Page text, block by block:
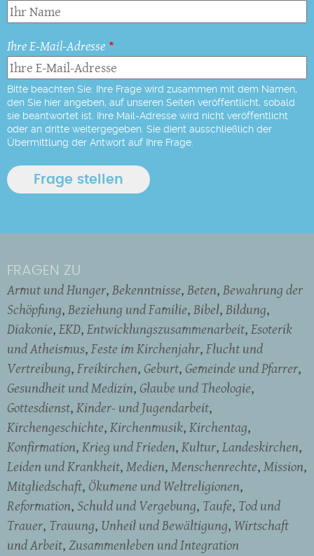
Ihre E-Mail-Adresse
Bitte beachten Sie: Ihre Frage wird zusammen mit dem Namen,
den Sie hier angeben, auf unseren Seiten veröffentlicht, sobald
sie beantwortet ist. Ihre Mail-Adresse wird nicht veröffentlicht
oder an dritte weitergegeben. Sie dient ausschließlich der
Übermittlung der Antwort auf Ihre Frage.
FRAGEN ZU
Armut und Hunger Bekenntnisse Beten Bewahrung der
Schöpfung Beziehung und Familie Bibel Bildung
Diakonie EKD Entwicklungszusammenarbeit Esoterik
und Atheismus Feste im Kirchenjahr Flucht und
Vertreibung Freikirchen Geburt Gemeinde und Pfarrer
Gesundheit und Medizin Glaube und Theologie
Gottesdienst Kinder- und Jugendarbeit
Kirchengeschichte Kirchenmusik Kirchentag
Konfirmation Krieg und Frieden Kultur Landeskirchen
Leiden und Krankheit Medien Menschenrechte Mission
Mitgliedschaft Ökumene und Weltreligionen
Reformation Schuld und Vergebung Taufe Tod und
Trauer Trauung Unheil und Bewältigung Wirtschaft
und Arbeit Zusammenleben und Integration